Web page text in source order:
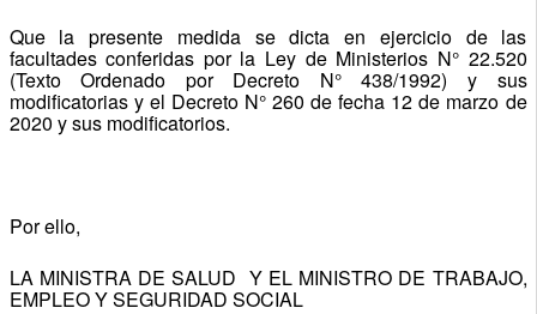
Que la presente medida se dicta en ejercicio de las
facultades conferidas por la Ley de Ministerios N° 22.520
(Texto Ordenado por Decreto N° 438/1992) y sus
modificatorias y el Decreto N° 260 de fecha 12 de marzo de
2020 y sus modificatorios.
Por ello,
LA MINISTRA DE SALUD Y EL MINISTRO DE TRABAJO,
EMPLEO Y SEGURIDAD SOCIAL